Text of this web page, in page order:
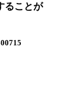
ることが